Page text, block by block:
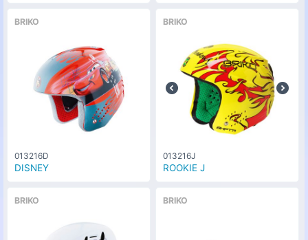
BRIKO
013216D
DISNEY
BRIKO
013216J
ROOKIE J
BRIKO BRIKO